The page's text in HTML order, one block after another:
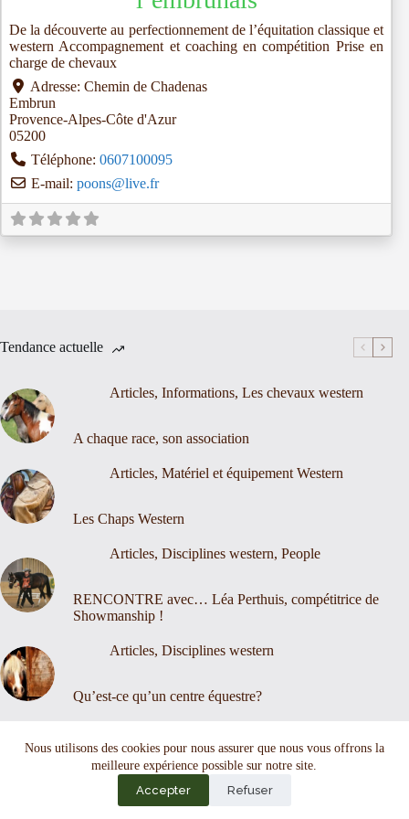
Nous utilisons des cookies pour nous assurer que nous vous offrons la
meilleure expérience possible sur notre site.
Accepter
Refuser
De la découverte au perfectionnement de l’équitation classique et
western Accompagnement et coaching en compétition Prise en
charge de chevaux
Adresse: Chemin de Chadenas
Embrun
Provence-Alpes-Côte d'Azur
05200
Téléphone: 0607100095
E-mail: poons@live.fr
Tendance actuelle
Articles, Informations, Les chevaux western
A chaque race, son association
Articles, Matériel et équipement Western
Les Chaps Western
Articles, Disciplines western, People
RENCONTRE avec… Léa Perthuis, compétitrice de
Showmanship !
Articles, Disciplines western
Qu’est-ce qu’un centre équestre?
Nous contacter Mentions légales